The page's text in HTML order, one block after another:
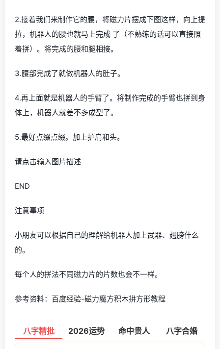
2.接着我们来制作它的腰，将磁力片摆成下图这样，向上提
拉，机器人的腰也就马上完成 了（不熟练的话可以直接照
着拼）。将完成的腰和腿相接。
3.腰部完成了就做机器人的肚子。
4.再上面就是机器人的手臂了。将制作完成的手臂也拼到身
体上，机器人就差不多成型了。
5.最好点缀点缀。加上护肩和头。
请点击输入图片描述
END
注意事项
小朋友可以根据自己的理解给机器人加上武器、翅膀什么
的。
每个人的拼法不同磁力片的片数也会不一样。
参考资料：百度经验-磁力魔方积木拼方形教程
八字精批 2026运势 命中贵人 八字合婚